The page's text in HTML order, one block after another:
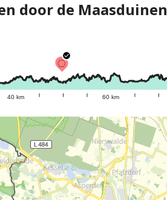
door de Maasduinen
40 km 60 km